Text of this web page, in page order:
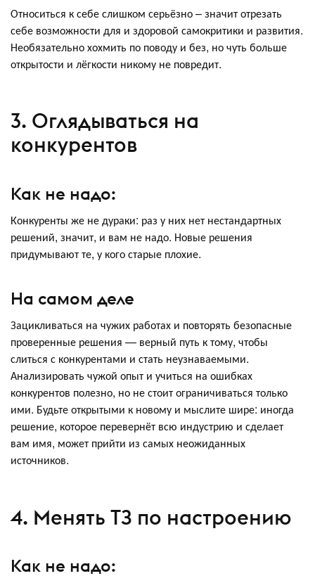
Относиться к себе слишком серьёзно – значит отрезать
себе возможности для и здоровой самокритики и развития.
Необязательно хохмить по поводу и без, но чуть больше
открытости и лёгкости никому не повредит.
3. Оглядываться на
конкурентов
Как не надо:
Конкуренты же не дураки: раз у них нет нестандартных
решений, значит, и вам не надо. Новые решения
придумывают те, у кого старые плохие.
На самом деле
Зацикливаться на чужих работах и повторять безопасные
проверенные решения — верный путь к тому, чтобы
слиться с конкурентами и стать неузнаваемыми.
Анализировать чужой опыт и учиться на ошибках
конкурентов полезно, но не стоит ограничиваться только
ими. Будьте открытыми к новому и мыслите шире: иногда
решение, которое перевернёт всю индустрию и сделает
вам имя, может прийти из самых неожиданных
источников.
4. Менять ТЗ по настроению
Как не надо: